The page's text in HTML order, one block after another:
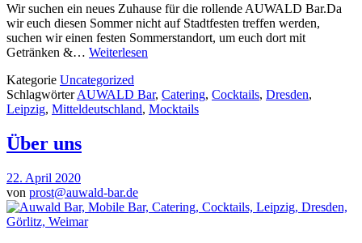
Wir suchen ein neues Zuhause für die rollende AUWALD Bar.Da
wir euch diesen Sommer nicht auf Stadtfesten treffen werden,
suchen wir einen festen Sommerstandort, um euch dort mit
Getränken &… Weiterlesen
Kategorie Uncategorized
SchlagwörterAUWALD Bar, Catering, Cocktails, Dresden,
Leipzig, Mitteldeutschland, Mocktails
Über uns
22. April 2020
von prost@auwald-bar.de